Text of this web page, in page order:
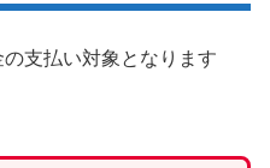
支払い対象となります